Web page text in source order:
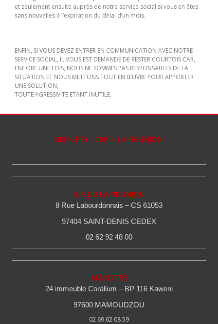
et seulement ensuite auprès de notre service social si vous en êtes
sans nouvelles à l’expiration du délai d’un mois.
ENFIN, SI VOUS DEVEZ ENTRER EN COMMUNICATION AVEC NOTRE
SERVICE SOCIAL, IL VOUS EST DEMANDE DE RESTER COURTOIS CAR,
ENCORE UNE FOIS, NOUS NE SOMMES PAS RESPONSABLES DE LA
SITUATION ET NOUS METTONS TOUT EN ŒUVRE POUR APPORTER
UNE SOLUTION,
TOUTE AGRESSIVITE ETANT INUTILE.
100 % PEI - 100 % LA REUNION
ILE DE LA REUNION
8 Rue Labourdonnais – CS 61053
97404 SAINT-DENIS CEDEX
02 62 92 48 00
MAYOTTE
24 immeuble Coralium – BP 116 Kaweni
97600 MAMOUDZOU
02 69 62 08 59